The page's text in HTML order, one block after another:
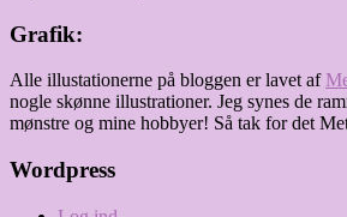
Grafik:
Alle illustationerne på bloggen er lavet af
nogle skønne illustrationer. Jeg synes de
mønstre og mine hobbyer! Så tak for det
Wordpress